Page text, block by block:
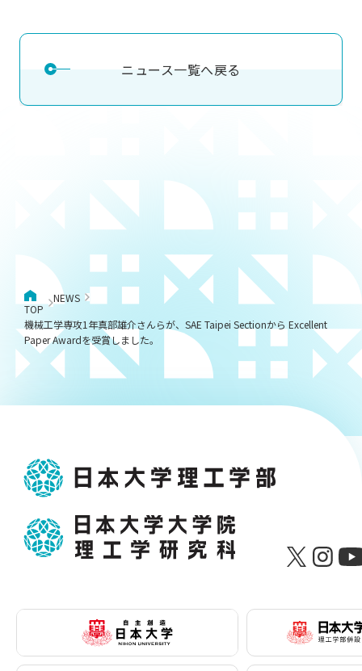
ニュース一覧へ戻る
TOP
NEWS
機械工学専攻1年真部雄介さんらが、SAE Taipei Sectionから Excellent
Paper Awardを受賞しました。